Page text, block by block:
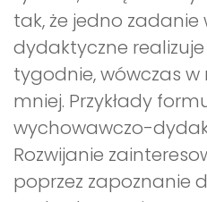
tak, że jedno
dydaktyczne
tygodnie, wówczas w
mniej. Przykłady
wychowawczo-
Rozwijanie
poprzez zapoznanie